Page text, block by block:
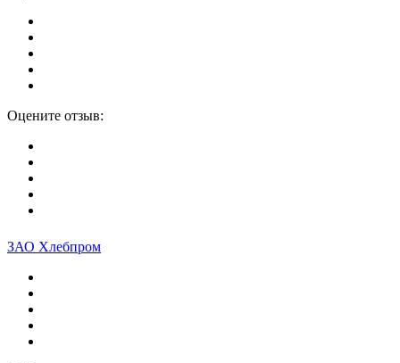
Оцените отзыв:
ЗАО Хлебпром